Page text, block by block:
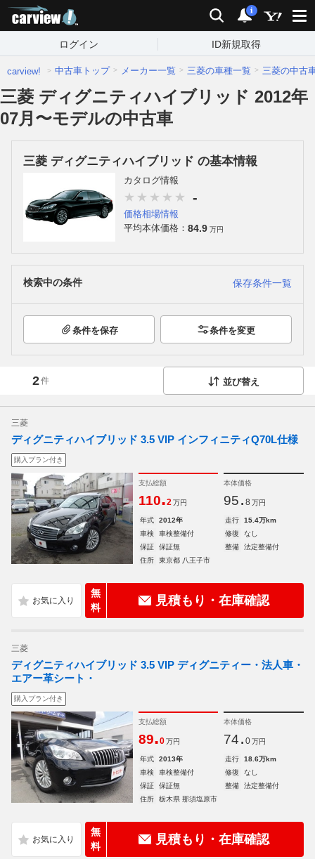
検索 通知
i
ログイン ID新規取得
carview! 中古車トップ メーカー一覧 三菱の車種一覧 三菱の中古
三菱 ディグニティハイブリッド 2012年
07月〜モデルの中古車
三菱 ディグニティハイブリッド の基本情報
カタログ情報
-
価格相場情報
平均本体価格： 84.9 万円
検索中の条件 保存条件一覧
条件を保存 条件を変更
2件 並び替え
三菱
ディグニティハイブリッド 3.5 VIP インフィニティQ70L仕様
購入プラン付き
支払総額
110.2 万円
本体価格
95. 8 万円
年式 2012年 走行
15.4万km
車検
車検整備付 修復
なし
保証
保証無 整備
法定整備付
住所
東京都 八王子市
無
料
見積もり・在庫確認
三菱
ディグニティハイブリッド 3.5 VIP ディグニティー・法人車・
エアー革シート・
購入プラン付き
支払総額
89.0 万円
本体価格
74. 0 万円
年式 2013年 走行
18.6万km
車検
車検整備付 修復
なし
保証
保証無 整備
法定整備付
住所
栃木県 那須塩原市
無
料
見積もり・在庫確認